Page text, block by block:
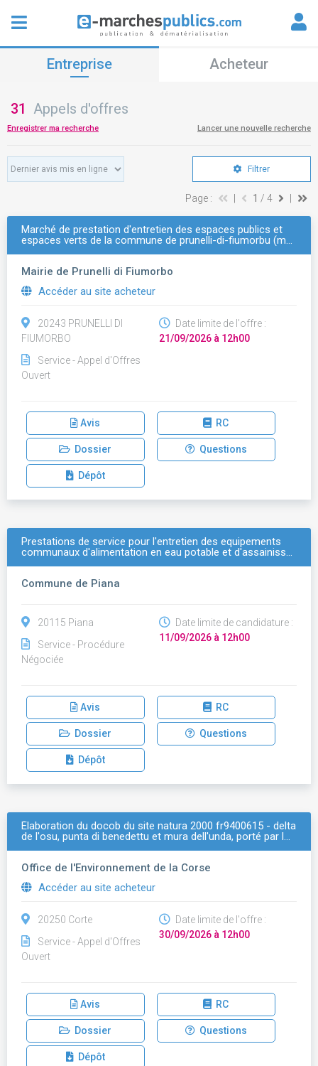
Entreprise Acheteur
31 Appels d'offres
Enregistrer ma recherche Lancer une nouvelle recherche
Filtrer
Page : 1 / 4
Marché de prestation d'entretien des espaces publics et
espaces verts de la commune de prunelli-di-fiumorbu (m…
Mairie de Prunelli di Fiumorbo
Accéder au site acheteur
20243 PRUNELLI DI
FIUMORBO
Service - Appel d'Offres
Ouvert
Date limite de l'offre :
21/09/2026 à 12h00
Avis RC
Dossier Questions
Dépôt
Prestations de service pour l'entretien des equipements
communaux d'alimentation en eau potable et d'assainiss…
Commune de Piana
20115 Piana
Service - Procédure
Négociée
Date limite de candidature :
11/09/2026 à 12h00
Avis RC
Dossier Questions
Dépôt
Élaboration du docob du site natura 2000 fr9400615 - delta
de l'osu, punta di benedettu et mura dell'unda, porté par l…
Office de l'Environnement de la Corse
Accéder au site acheteur
20250 Corte
Service - Appel d'Offres
Ouvert
Date limite de l'offre :
30/09/2026 à 12h00
Avis RC
Dossier Questions
Dépôt